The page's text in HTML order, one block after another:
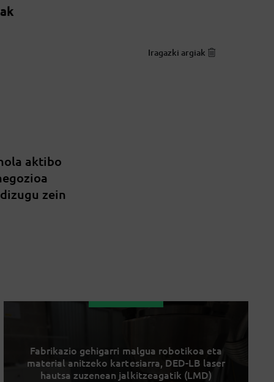
Iragazki argiak
aktibo
zein
Fabrikazio gehigarri malgua robotikoa eta
material anitzeko kartesiarra, DED-LB laser
hautsa zuzenean jalkitzeagatik (LMD)